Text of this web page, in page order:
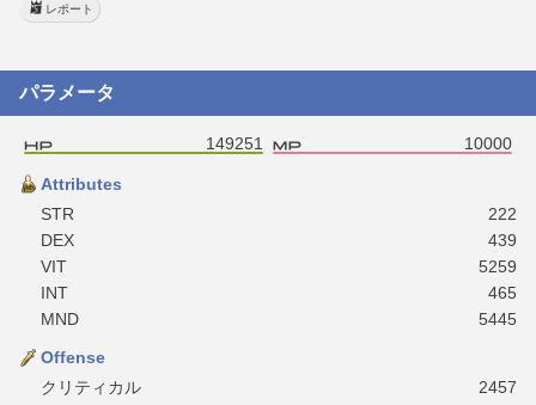
レポート
パラメータ
149251 10000
Attributes
STR
222
DEX
439
VIT
5259
INT
465
MND
5445
Offense
クリティカル
2457